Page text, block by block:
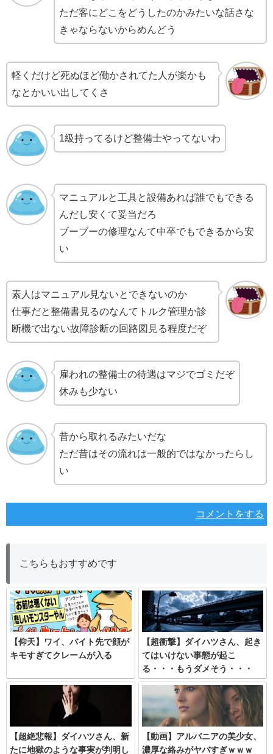
ただ客にどこをどうしたのかみたいな話さな
きゃならないからめんどう
軽くだけど死ぬほど働かされてた人が楽かも
なとかいい出してくさ
1級持ってるけど整備士やってないわ
マニュアルと工具と設備あれば誰でもできる
んだし安くて妥当だろ
ブーブーの修理なんて中卒でもできるから安
い
素人はマニュアル見ないとできないのか
仕事だと整備書見るのなんてトルク管理か診
断機で出ない故障診断の回路図見る程度だぞ
雇われの整備士の待遇はマジでゴミだぞ
休みも少ない
昔から取れるみたいだな
ただ昔はその流れは一般的ではなかったらし
い
コメントをする
こちらもおすすめです
【仰天】ワイ、バイト先で顔が
キモすぎてクレームが入る
【超衝撃】ダイハツさん、起き
てはいけない事態が起こ
る・・・もうダメそう・・・
【超絶悲報】ダイハツさん、新
たに地獄のような事実が判明し
【動画】アルバニアの美少女、
濃厚な絡みがヤバすぎｗｗｗ